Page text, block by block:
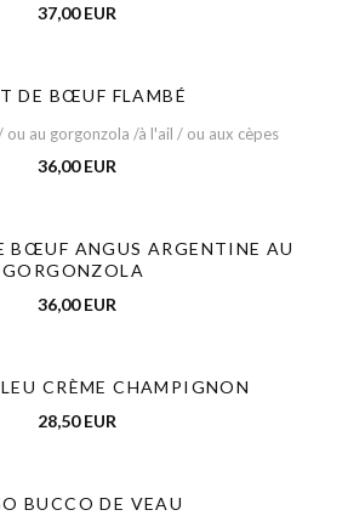
37,00 EUR
DE BŒUF FLAMBÉ
au gorgonzola /à l'ail / ou aux cèpes
36,00 EUR
BŒUF ANGUS ARGENTINE AU
GORGONZOLA
36,00 EUR
CRÈME CHAMPIGNON
28,50 EUR
BUCCO DE VEAU